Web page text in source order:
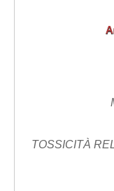
TOSSICITÀ